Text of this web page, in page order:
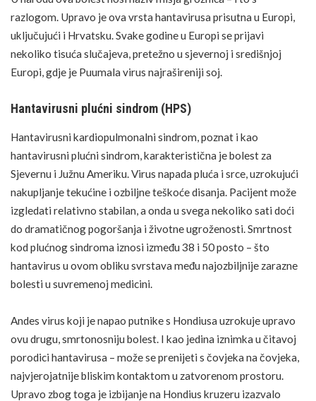
razlogom. Upravo je ova vrsta hantavirusa prisutna u Europi,
uključujući i Hrvatsku. Svake godine u Europi se prijavi
nekoliko tisuća slučajeva, pretežno u sjevernoj i središnjoj
Europi, gdje je Puumala virus najrašireniji soj.
Hantavirusni plućni sindrom (HPS)
Hantavirusni kardiopulmonalni sindrom, poznat i kao
hantavirusni plućni sindrom, karakteristična je bolest za
Sjevernu i Južnu Ameriku. Virus napada pluća i srce, uzrokujući
nakupljanje tekućine i ozbiljne teškoće disanja. Pacijent može
izgledati relativno stabilan, a onda u svega nekoliko sati doći
do dramatičnog pogoršanja i životne ugroženosti. Smrtnost
kod plućnog sindroma iznosi između 38 i 50 posto – što
hantavirus u ovom obliku svrstava među najozbiljnije zarazne
bolesti u suvremenoj medicini.
Andes virus koji je napao putnike s Hondiusa uzrokuje upravo
ovu drugu, smrtonosniju bolest. I kao jedina iznimka u čitavoj
porodici hantavirusa – može se prenijeti s čovjeka na čovjeka,
najvjerojatnije bliskim kontaktom u zatvorenom prostoru.
Upravo zbog toga je izbijanje na Hondius kruzeru izazvalo